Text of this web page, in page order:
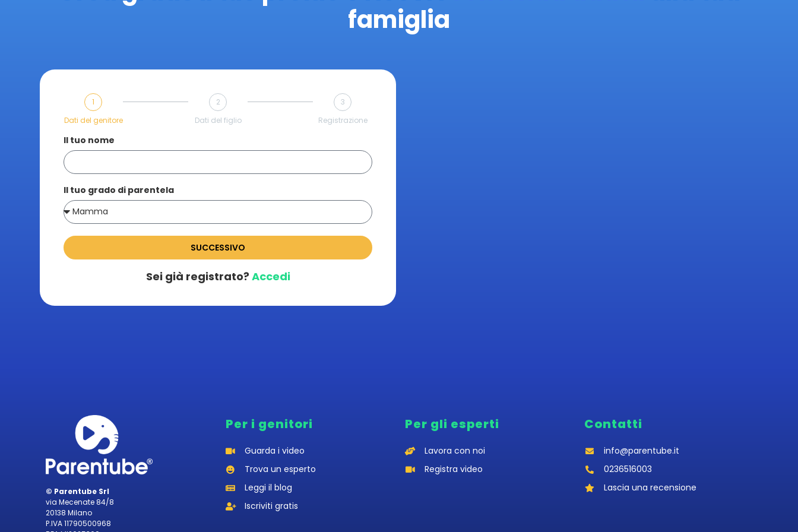
famiglia
1
Dati del genitore
2
Dati del figlio
3
Registrazione
Il tuo nome
Il tuo grado di parentela
SUCCESSIVO
Sei già registrato? Accedi
© Parentube Srl
via Mecenate 84/8
20138 Milano
P.IVA 11790500968
Per i genitori
Guarda i video
Trova un esperto
Leggi il blog
Iscriviti gratis
Per gli esperti
Lavora con noi
Registra video
Contatti
info@parentube.it
0236516003‬
Lascia una recensione